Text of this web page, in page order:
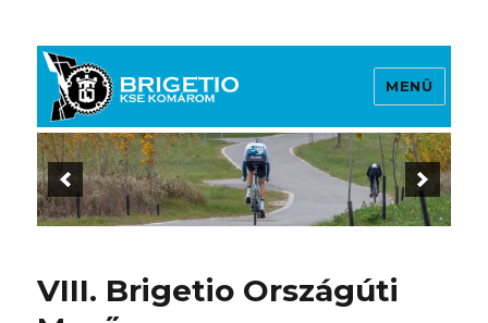
Brigetio KSE
MENÜ
VIII. Brigetio Országúti